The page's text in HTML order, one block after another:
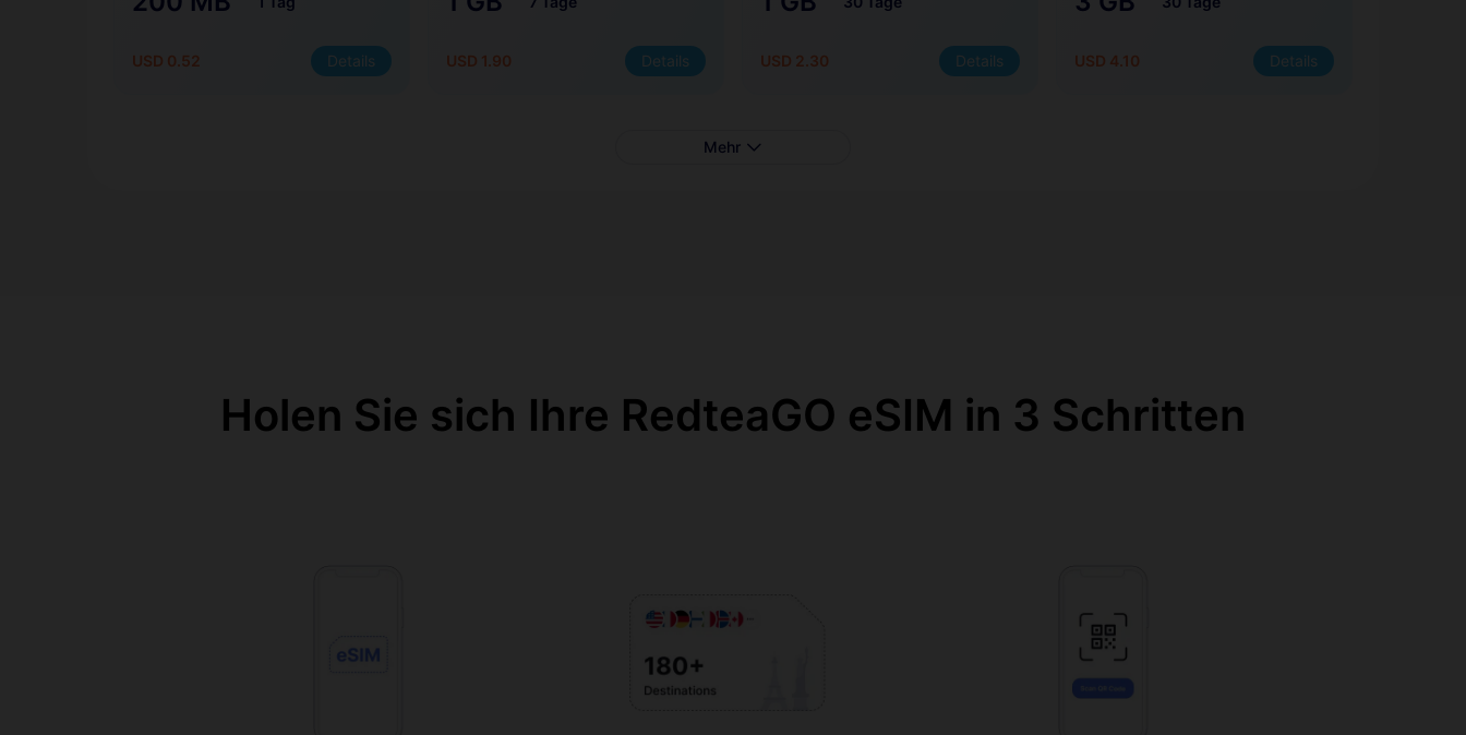
USD 0.52 Details USD 1.90 Details USD 2.30 Details USD 4.10 Details
Mehr
Holen Sie sich Ihre RedteaGO eSIM in 3 Schritten